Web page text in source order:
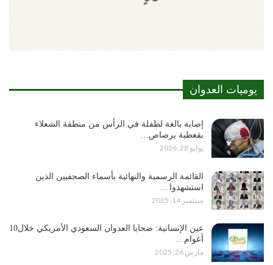
يوميات العدوان
إصابة بالغة لطفلة في الرأس من منطقة الشعلاء
بقعطبة برصاص…
يوليو 28, 2026
القائمة الرسمية والنهائية بأسماء الصحفيين الذين
استشهدوا…
سبتمبر 14, 2025
عين الإنسانية: ضحايا العدوان السعودي الأمريكي خلال10
أعوام…
مارس 26, 2025